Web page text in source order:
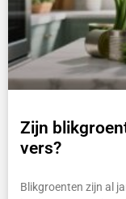
Zijn
vers?
Blikgroenten zijn al